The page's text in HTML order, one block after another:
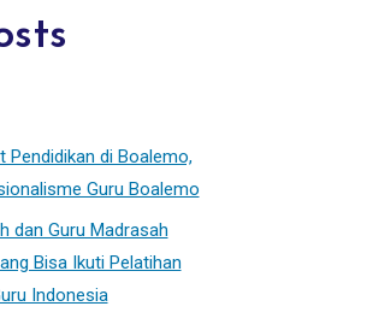
Pendidikan di Boalemo,
Guru Boalemo
dan Guru Madrasah
Bisa Ikuti Pelatihan
Indonesia